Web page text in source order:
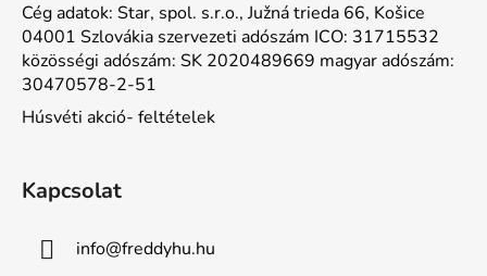
Cég adatok: Star, spol. s.r.o., Južná trieda 66, Košice
04001 Szlovákia szervezeti adószám ICO: 31715532
közösségi adószám: SK 2020489669 magyar adószám:
30470578-2-51
Húsvéti akció- feltételek
Kapcsolat
info@freddyhu.hu